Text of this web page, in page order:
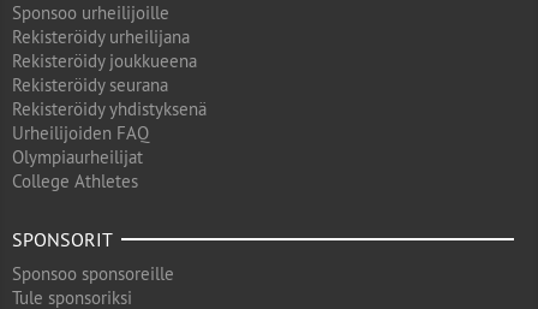
Sponsoo urheilijoille
Rekisteröidy urheilijana
Rekisteröidy joukkueena
Rekisteröidy seurana
Rekisteröidy yhdistyksenä
Urheilijoiden FAQ
Olympiaurheilijat
College Athletes
SPONSORIT
Sponsoo sponsoreille
Tule sponsoriksi